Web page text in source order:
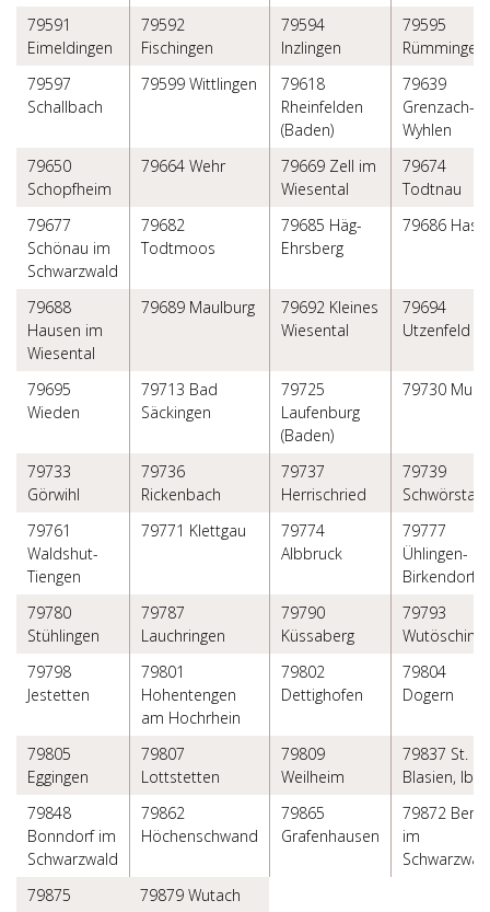
79591
Eimeldingen
79592
Fischingen
79594
Inzlingen
79595
Rümmingen
79597
Schallbach
79599 Wittlingen
79618
Rheinfelden
(Baden)
79639
Grenzach-
Wyhlen
79650
Schopfheim
79664 Wehr
79669 Zell im
Wiesental
79674
Todtnau
79677
Schönau im
Schwarzwald
79682
Todtmoos
79685 Häg-
Ehrsberg
79686 Hasel
79688
Hausen im
Wiesental
79689 Maulburg
79692 Kleines
Wiesental
79694
Utzenfeld
79695
Wieden
79713 Bad
Säckingen
79725
Laufenburg
(Baden)
79730 Murg
79733
Görwihl
79736
Rickenbach
79737
Herrischried
79739
Schwörstadt
79761
Waldshut-
Tiengen
79771 Klettgau
79774
Albbruck
79777
Ühlingen-
Birkendorf
79780
Stühlingen
79787
Lauchringen
79790
Küssaberg
79793
79798
Jestetten
79801
Hohentengen
am Hochrhein
79802
Dettighofen
79804
Dogern
79805
Eggingen
79807
Lottstetten
79809
Weilheim
79837 St.
Blasien,
79848
Bonndorf im
Schwarzwald
79862
Höchenschwand
79865
Grafenhausen
79872
im
79875
79879 Wutach